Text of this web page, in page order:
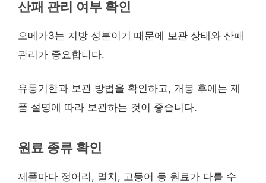
산패 관리 여부 확인
오메가3는 지방 성분이기 때문에 보관 상태와 산패
관리가 중요합니다.
유통기한과 보관 방법을 확인하고, 개봉 후에는 제
품 설명에 따라 보관하는 것이 좋습니다.
원료 종류 확인
제품마다 정어리, 멸치, 고등어 등 원료가 다를 수